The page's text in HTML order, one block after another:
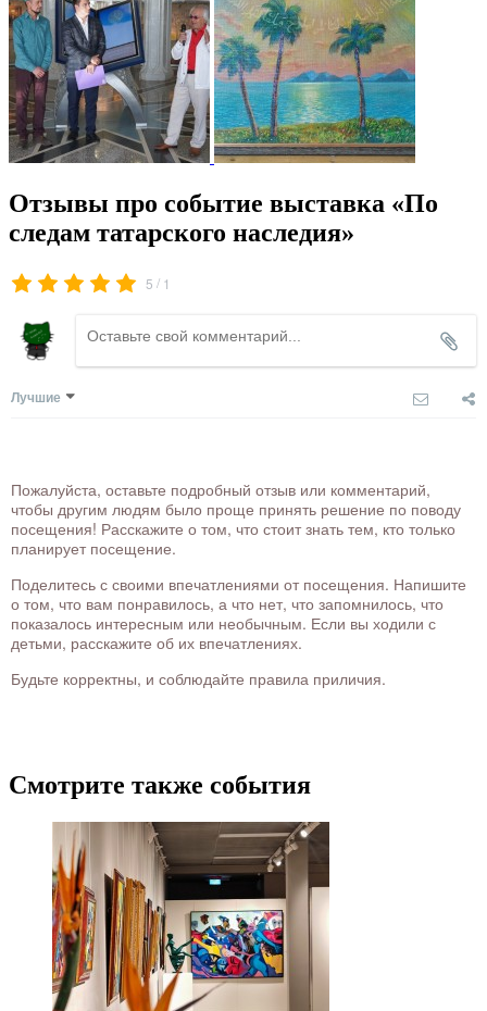
Отзывы про событие выставка «По
следам татарского наследия»
5 / 1
Лучшие
Пожалуйста, оставьте подробный отзыв или комментарий,
чтобы другим людям было проще принять решение по поводу
посещения! Расскажите о том, что стоит знать тем, кто только
планирует посещение.
Поделитесь с своими впечатлениями от посещения. Напишите
о том, что вам понравилось, а что нет, что запомнилось, что
показалось интересным или необычным. Если вы ходили с
детьми, расскажите об их впечатлениях.
Будьте корректны, и соблюдайте правила приличия.
Смотрите также события